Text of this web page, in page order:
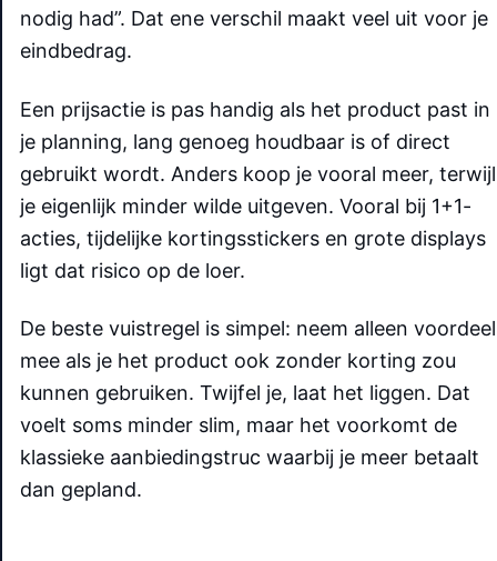
nodig had”. Dat ene verschil maakt veel uit voor je
eindbedrag.
Een prijsactie is pas handig als het product past in
je planning, lang genoeg houdbaar is of direct
gebruikt wordt. Anders koop je vooral meer, terwijl
je eigenlijk minder wilde uitgeven. Vooral bij 1+1-
acties, tijdelijke kortingsstickers en grote displays
ligt dat risico op de loer.
De beste vuistregel is simpel: neem alleen voordeel
mee als je het product ook zonder korting zou
kunnen gebruiken. Twijfel je, laat het liggen. Dat
voelt soms minder slim, maar het voorkomt de
klassieke aanbiedingstruc waarbij je meer betaalt
dan gepland.